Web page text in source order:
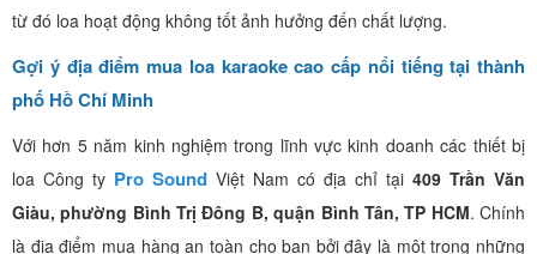
từ đó loa hoạt động không tốt ảnh hưởng đến chất lượng.
Gợi ý địa điểm mua loa karaoke cao cấp nổi tiếng tại thành
phố Hồ Chí Minh
Với hơn 5 năm kinh nghiệm trong lĩnh vực kinh doanh các thiết bị
loa Công ty Pro Sound Việt Nam có địa chỉ tại 409 Trần Văn
Giàu, phường Bình Trị Đông B, quận Bình Tân, TP HCM. Chính
là địa điểm mua hàng an toàn cho bạn bởi đây là một trong những